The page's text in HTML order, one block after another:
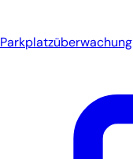
Parkplatzüberwachung